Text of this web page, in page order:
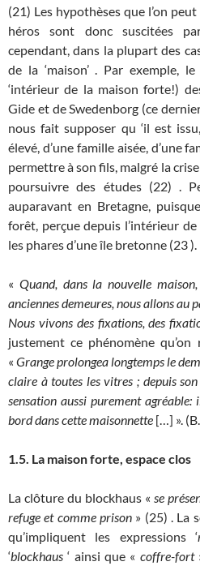
(21) Les hypothèses que l’on
héros sont donc suscitées
cependant, dans la plupart des
de la ‘maison’ . Par exemple,
‘intérieur de la maison forte!)
Gide et de Swedenborg (ce
nous fait supposer qu ‘il est
élevé, d’une famille aisée, d’une
permettre à son fils, malgré la
poursuivre des études (22) .
auparavant en Bretagne,
forêt, perçue depuis l’intérieur
les phares d’une île bretonne (23 ).
« Quand, dans la nouvelle
anciennes demeures, nous allons au
Nous vivons des fixations, des
justement ce phénomène
« Grange prolongea longtemps le
claire à toutes les vitres ; depuis
sensation aussi purement
bord dans cette maisonnette […] ».
1.5. La maison forte, espace clos
La clôture du blockhaus «se
refuge et comme prison » (25) . La
qu’impliquent les expressions ‘
‘blockhaus ‘ ainsi que « coffre-fort